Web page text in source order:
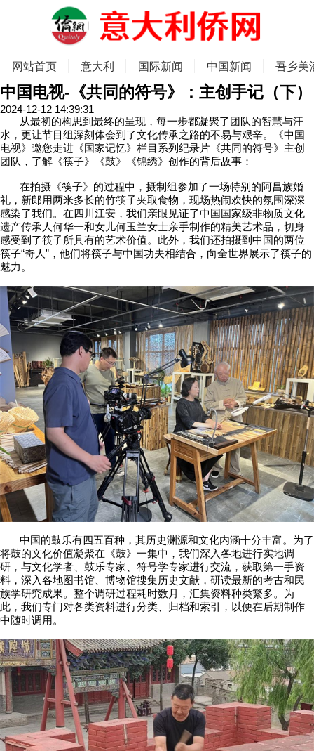
网站首页 意大利 国际新闻 中国新闻 吾乡美
中国电视-《共同的符号》：主创手记（下）
2024-12-12 14:39:31
从最初的构思到最终的呈现，每一步都凝聚了团队的智慧与汗
水，更让节目组深刻体会到了文化传承之路的不易与艰辛。《中国
电视》邀您走进《国家记忆》栏目系列纪录片《共同的符号》主创
团队，了解《筷子》《鼓》《锦绣》创作的背后故事：
在拍摄《筷子》的过程中，摄制组参加了一场特别的阿昌族婚
礼，新郎用两米多长的竹筷子夹取食物，现场热闹欢快的氛围深深
感染了我们。在四川江安，我们亲眼见证了中国国家级非物质文化
遗产传承人何华一和女儿何玉兰女士亲手制作的精美艺术品，切身
感受到了筷子所具有的艺术价值。此外，我们还拍摄到中国的两位
筷子“奇人”，他们将筷子与中国功夫相结合，向全世界展示了筷子的
魅力。
中国的鼓乐有四五百种，其历史渊源和文化内涵十分丰富。为了
将鼓的文化价值凝聚在《鼓》一集中，我们深入各地进行实地调
研，与文化学者、鼓乐专家、符号学专家进行交流，获取第一手资
料，深入各地图书馆、博物馆搜集历史文献，研读最新的考古和民
族学研究成果。整个调研过程耗时数月，汇集资料种类繁多。为
此，我们专门对各类资料进行分类、归档和索引，以便在后期制作
中随时调用。